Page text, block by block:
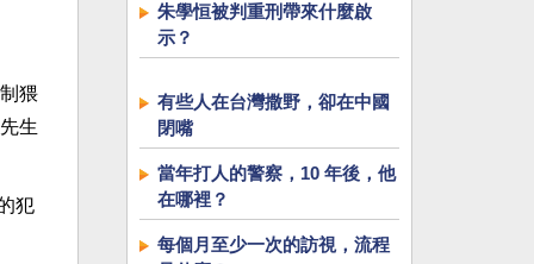
猥
生
犯
朱學恒被判重刑帶來什麼啟
示？
有些人在台灣撒野，卻在中國
閉嘴
當年打人的警察，10 年後，他
在哪裡？
每個月至少一次的訪視，流程